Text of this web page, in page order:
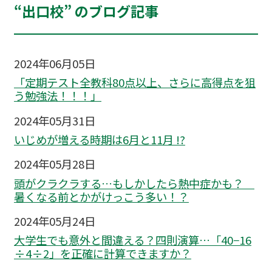
“出口校” のブログ記事
2024年06月05日
「定期テスト全教科80点以上、さらに高得点を狙
う勉強法！！！」
2024年05月31日
いじめが増える時期は6月と11月 !?
2024年05月28日
頭がクラクラする…もしかしたら熱中症かも？
暑くなる前とかがけっこう多い！？
2024年05月24日
大学生でも意外と間違える？四則演算…「40−16
÷4÷2」を正確に計算できますか？